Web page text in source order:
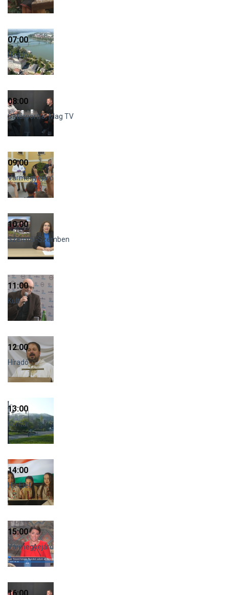
07:00
Híradó
08:00
Sztárportré, Mag TV
09:00
Vármegyejáró
10:00
Szemtől-Szemben
11:00
Kult
12:00
Híradó
13:00
Kontúr
14:00
Hit-Élet
15:00
Vármegyejáró